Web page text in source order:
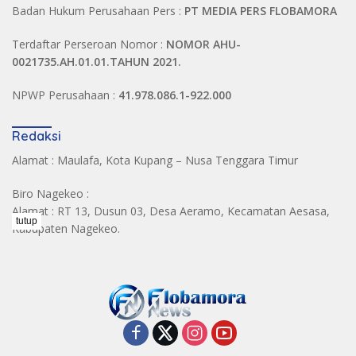
Badan Hukum Perusahaan Pers : PT MEDIA PERS FLOBAMORA
Terdaftar Perseroan Nomor : NOMOR AHU-
0021735.AH.01.01.TAHUN 2021.
NPWP Perusahaan : 41.978.086.1-922.000
Redaksi
Alamat : Maulafa, Kota Kupang – Nusa Tenggara Timur
Biro Nagekeo :
Alamat : RT 13, Dusun 03, Desa Aeramo, Kecamatan Aesasa,
Kabupaten Nagekeo.
tutup